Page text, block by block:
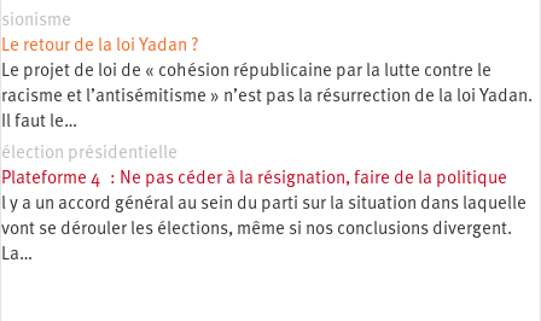
sionisme
Le retour de la loi Yadan ?
Le projet de loi de « cohésion républicaine par la lutte contre le
racisme et l’antisémitisme » n’est pas la résurrection de la loi Yadan.
Il faut le…
élection présidentielle
Plateforme 4 : Ne pas céder à la résignation, faire de la politique
l y a un accord général au sein du parti sur la situation dans laquelle
vont se dérouler les élections, même si nos conclusions divergent.
La…